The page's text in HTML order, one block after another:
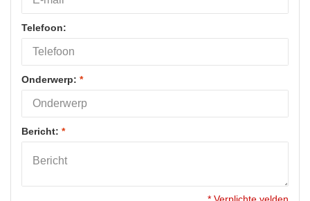
Telefoon:
Onderwerp: *
Bericht: *
* Verplichte velden